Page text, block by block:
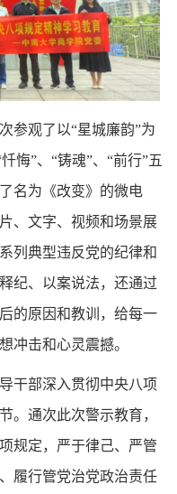
参观了以“星城廉韵”为
悔”、“铸魂”、“前行”五
名为《改变》的微电
、文字、视频和场景展
列典型违反党的纪律和
纪、以案说法，还通过
的原因和教训，给每一
冲击和心灵震撼。
干部深入贯彻中央八项
。通次此次警示教育，
规定，严于律己、严管
履行管党治党政治责任